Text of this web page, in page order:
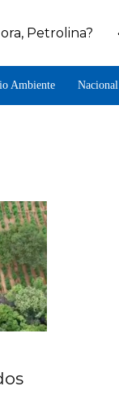
Petrolina?
Ambiente Nacional